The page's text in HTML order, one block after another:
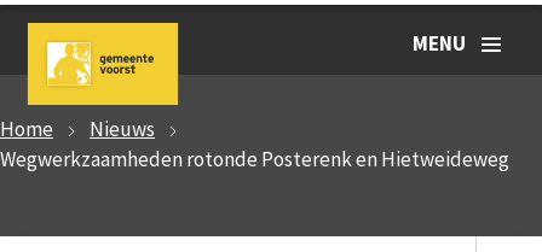
MENU
Home
Nieuws
Wegwerkzaamheden rotonde Posterenk en Hietweideweg